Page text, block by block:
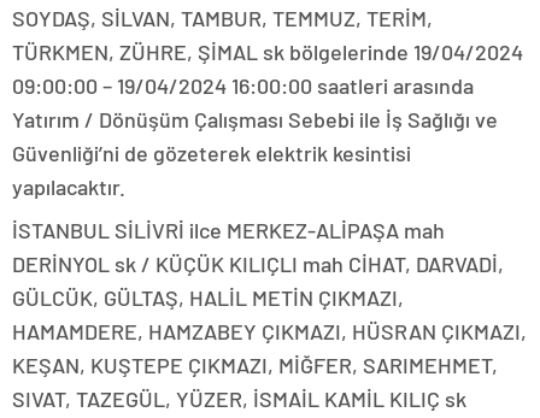
SOYDAŞ, SİLVAN, TAMBUR, TEMMUZ, TERİM,
TÜRKMEN, ZÜHRE, ŞİMAL sk bölgelerinde 19/04/2024
09:00:00 – 19/04/2024 16:00:00 saatleri arasında
Yatırım / Dönüşüm Çalışması Sebebi ile İş Sağlığı ve
Güvenliği’ni de gözeterek elektrik kesintisi
yapılacaktır.
İSTANBUL SİLİVRİ ilce MERKEZ-ALİPAŞA mah
DERİNYOL sk / KÜÇÜK KILIÇLI mah CİHAT, DARVADİ,
GÜLCÜK, GÜLTAŞ, HALİL METİN ÇIKMAZI,
HAMAMDERE, HAMZABEY ÇIKMAZI, HÜSRAN ÇIKMAZI,
KEŞAN, KUŞTEPE ÇIKMAZI, MİĞFER, SARIMEHMET,
SIVAT, TAZEGÜL, YÜZER, İSMAİL KAMİL KILIÇ sk